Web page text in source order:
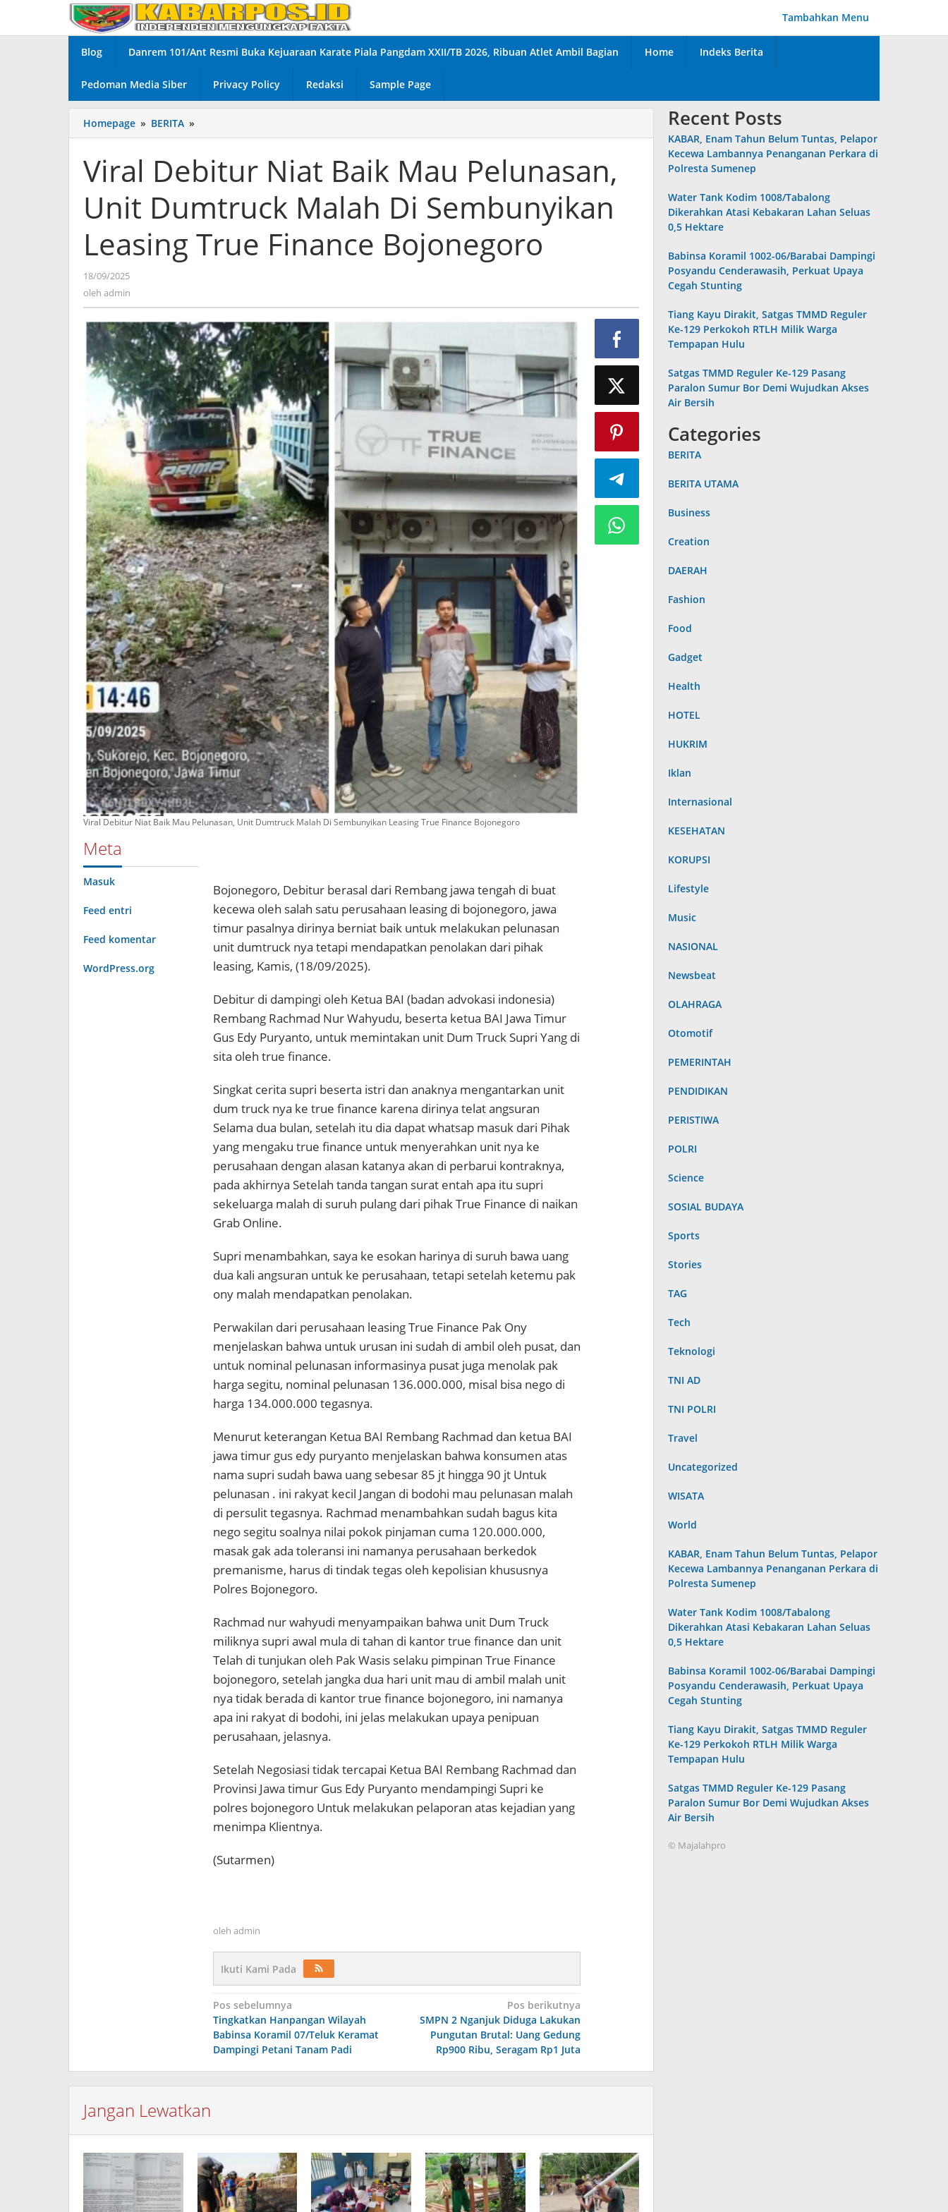
konten
Tambahkan Menu
Blog Danrem 101/Ant Resmi Buka Kejuaraan Karate Piala Pangdam XXII/TB 2026, Ribuan Atlet Ambil Bagian Home Indeks Berita
Pedoman Media Siber Privacy Policy Redaksi Sample Page
Homepage » BERITA »
Debitur
Baik
Mau
Pelunasan,
Unit
Malah
Di
Bojonegoro
Viral Debitur Niat Baik Mau Pelunasan,
Unit Dumtruck Malah Di Sembunyikan
Leasing True Finance Bojonegoro
18/09/2025
oleh admin
Viral Debitur Niat Baik Mau Pelunasan, Unit Dumtruck Malah Di Sembunyikan Leasing True Finance Bojonegoro
Meta
Masuk
Feed entri
Feed komentar
WordPress.org
Bojonegoro, Debitur berasal dari Rembang jawa tengah di buat
kecewa oleh salah satu perusahaan leasing di bojonegoro, jawa
timur pasalnya dirinya berniat baik untuk melakukan pelunasan
unit dumtruck nya tetapi mendapatkan penolakan dari pihak
leasing, Kamis, (18/09/2025).
Debitur di dampingi oleh Ketua BAI (badan advokasi indonesia)
Rembang Rachmad Nur Wahyudu, beserta ketua BAI Jawa Timur
Gus Edy Puryanto, untuk memintakan unit Dum Truck Supri Yang di
sita oleh true finance.
Singkat cerita supri beserta istri dan anaknya mengantarkan unit
dum truck nya ke true finance karena dirinya telat angsuran
Selama dua bulan, setelah itu dia dapat whatsap masuk dari Pihak
yang mengaku true finance untuk menyerahkan unit nya ke
perusahaan dengan alasan katanya akan di perbarui kontraknya,
pada akhirnya Setelah tanda tangan surat entah apa itu supri
sekeluarga malah di suruh pulang dari pihak True Finance di naikan
Grab Online.
Supri menambahkan, saya ke esokan harinya di suruh bawa uang
dua kali angsuran untuk ke perusahaan, tetapi setelah ketemu pak
ony malah mendapatkan penolakan.
Perwakilan dari perusahaan leasing True Finance Pak Ony
menjelaskan bahwa untuk urusan ini sudah di ambil oleh pusat, dan
untuk nominal pelunasan informasinya pusat juga menolak pak
harga segitu, nominal pelunasan 136.000.000, misal bisa nego di
harga 134.000.000 tegasnya.
Menurut keterangan Ketua BAI Rembang Rachmad dan ketua BAI
jawa timur gus edy puryanto menjelaskan bahwa konsumen atas
nama supri sudah bawa uang sebesar 85 jt hingga 90 jt Untuk
pelunasan . ini rakyat kecil Jangan di bodohi mau pelunasan malah
di persulit tegasnya. Rachmad menambahkan sudah bagus kita
nego segitu soalnya nilai pokok pinjaman cuma 120.000.000,
masak gak ada toleransi ini namanya perusahaan berkedok
premanisme, harus di tindak tegas oleh kepolisian khususnya
Polres Bojonegoro.
Rachmad nur wahyudi menyampaikan bahwa unit Dum Truck
miliknya supri awal mula di tahan di kantor true finance dan unit
Telah di tunjukan oleh Pak Wasis selaku pimpinan True Finance
bojonegoro, setelah jangka dua hari unit mau di ambil malah unit
nya tidak berada di kantor true finance bojonegoro, ini namanya
apa ini rakyat di bodohi, ini jelas melakukan upaya penipuan
perusahaan, jelasnya.
Setelah Negosiasi tidak tercapai Ketua BAI Rembang Rachmad dan
Provinsi Jawa timur Gus Edy Puryanto mendampingi Supri ke
polres bojonegoro Untuk melakukan pelaporan atas kejadian yang
menimpa Klientnya.
(Sutarmen)
oleh admin
Ikuti Kami Pada
Navigasi
pos
Pos sebelumnya
Tingkatkan Hanpangan Wilayah
Babinsa Koramil 07/Teluk Keramat
Dampingi Petani Tanam Padi
Pos berikutnya
SMPN 2 Nganjuk Diduga Lakukan
Pungutan Brutal: Uang Gedung
Rp900 Ribu, Seragam Rp1 Juta
Jangan Lewatkan
Recent Posts
KABAR, Enam Tahun Belum Tuntas, Pelapor
Kecewa Lambannya Penanganan Perkara di
Polresta Sumenep
Water Tank Kodim 1008/Tabalong
Dikerahkan Atasi Kebakaran Lahan Seluas
0,5 Hektare
Babinsa Koramil 1002-06/Barabai Dampingi
Posyandu Cenderawasih, Perkuat Upaya
Cegah Stunting
Tiang Kayu Dirakit, Satgas TMMD Reguler
Ke-129 Perkokoh RTLH Milik Warga
Tempapan Hulu
Satgas TMMD Reguler Ke-129 Pasang
Paralon Sumur Bor Demi Wujudkan Akses
Air Bersih
Categories
BERITA
BERITA UTAMA
Business
Creation
DAERAH
Fashion
Food
Gadget
Health
HOTEL
HUKRIM
Iklan
Internasional
KESEHATAN
KORUPSI
Lifestyle
Music
NASIONAL
Newsbeat
OLAHRAGA
Otomotif
PEMERINTAH
PENDIDIKAN
PERISTIWA
POLRI
Science
SOSIAL BUDAYA
Sports
Stories
TAG
Tech
Teknologi
TNI AD
TNI POLRI
Travel
Uncategorized
WISATA
World
KABAR, Enam Tahun Belum Tuntas, Pelapor
Kecewa Lambannya Penanganan Perkara di
Polresta Sumenep
Water Tank Kodim 1008/Tabalong
Dikerahkan Atasi Kebakaran Lahan Seluas
0,5 Hektare
Babinsa Koramil 1002-06/Barabai Dampingi
Posyandu Cenderawasih, Perkuat Upaya
Cegah Stunting
Tiang Kayu Dirakit, Satgas TMMD Reguler
Ke-129 Perkokoh RTLH Milik Warga
Tempapan Hulu
Satgas TMMD Reguler Ke-129 Pasang
Paralon Sumur Bor Demi Wujudkan Akses
Air Bersih
© Majalahpro